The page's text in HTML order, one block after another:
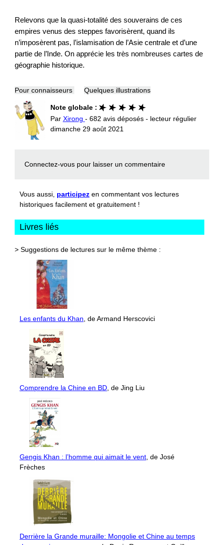
Relevons que la quasi-totalité des souverains de ces
empires venus des steppes favorisèrent, quand ils
n’imposèrent pas, l’islamisation de l’Asie centrale et d’une
partie de l’Inde. On apprécie les très nombreuses cartes de
géographie historique.
Pour connaisseurs Quelques illustrations
Note globale :
Par Xirong - 682 avis déposés - lecteur régulier
dimanche 29 août 2021
Connectez-vous pour laisser un commentaire
Vous aussi, participez en commentant vos lectures
historiques facilement et gratuitement !
Livres liés
> Suggestions de lectures sur le même thème :
Les enfants du Khan , de Armand Herscovici
Comprendre la Chine en BD , de Jing Liu
Gengis Khan : l’homme qui aimait le vent , de José
Frèches
Derrière la Grande muraille: Mongolie et Chine au temps